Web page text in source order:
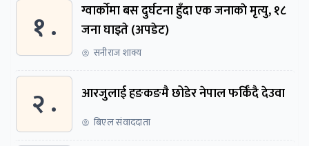
१ .
ग्वार्काेमा बस दुर्घटना हुँदा एक जनाकाे मृत्यु, १८
जना घाइते (अपडेट)
सनीराज शाक्य
२ . आरजुलाई हङकङमै छोडेर नेपाल फर्किँदै देउवा
बिएल संवाददाता